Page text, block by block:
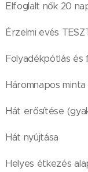
Elfoglalt nők 20
Érzelmi evés
Folyadékpótlás és
Háromnapos
Hát erősítése
Hát nyújtása
Helyes étkezés